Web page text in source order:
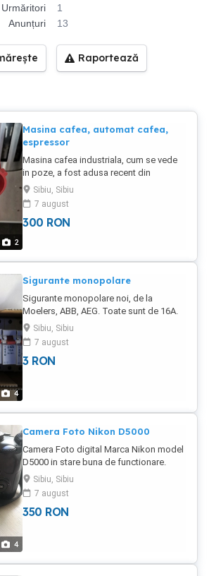
Urmăritori
1
Anunțuri
13
Raportează
2
Masina cafea, automat cafea,
espressor
Masina cafea industriala, cum se vede
in poze, a fost adusa recent din
Germania. Functioneaza la trifazic
Sibiu, Sibiu
7 august
300 RON
4
Sigurante monopolare
Sigurante monopolare noi, de la
Moelers, ABB, AEG. Toate sunt de 16A.
Sibiu, Sibiu
7 august
3 RON
4
Camera Foto Nikon D5000
Camera Foto digital Marca Nikon model
D5000 in stare buna de functionare.
Sibiu, Sibiu
7 august
350 RON